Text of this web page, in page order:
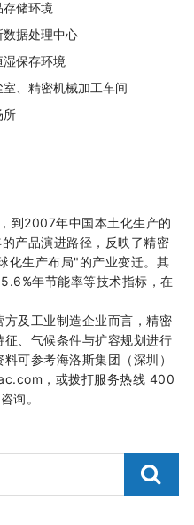
存储环境
数据处理中心
湿保存环境
室、精密机械加工车间
所
到2007年中国本土化生产的
产品演进路径，反映了精密
化生产布局"的产业变迁。其
年节能率等技术指标，在
及工业制造企业而言，精密
、气候条件与扩容规划进行
可参考海洛斯集团（深圳）
，或拨打服务热线 400
询。